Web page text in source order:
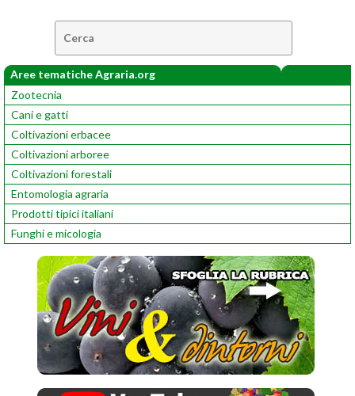
Aree tematiche Agraria.org
Zootecnia
Cani e gatti
Coltivazioni erbacee
Coltivazioni arboree
Coltivazioni forestali
Entomologia agraria
Prodotti tipici italiani
Funghi e micologia